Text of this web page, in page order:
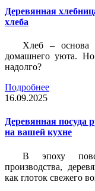
Деревянная
хлеба
Хлеб – основа
домашнего уюта. Но
надолго?
Подробнее
16.09.2025
Деревянная посуда
на вашей кухне
В эпоху
производства,
как глоток свежего